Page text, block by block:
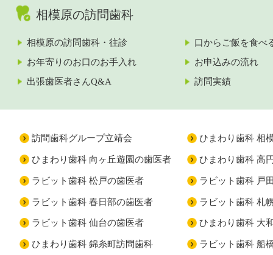
相模原の訪問歯科
相模原の訪問歯科・往診
口からご飯を食べ
お年寄りのお口のお手入れ
お申込みの流れ
出張歯医者さんQ&A
訪問実績
訪問歯科グループ立靖会 ひまわり歯科 相
ひまわり歯科 向ヶ丘遊園の歯医者 ひまわり歯科 高
ラビット歯科 松戸の歯医者 ラビット歯科 戸
ラビット歯科 春日部の歯医者 ラビット歯科 札
ラビット歯科 仙台の歯医者 ひまわり歯科 大
ひまわり歯科 錦糸町訪問歯科 ラビット歯科 船